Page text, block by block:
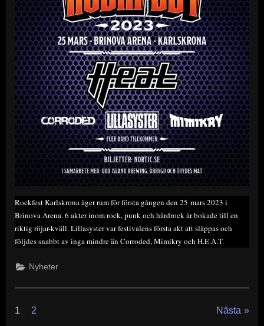
Rockfest Karlskrona äger rum för första gången den 25 mars 2023 i
Brinova Arena. 6 akter inom rock, punk och hårdrock är bokade till en
riktig röjar-kväll. Lillasyster var festivalens första akt att släppas och
följdes snabbt av inga mindre än Corroded, Mimikry och H.E.A.T.
Nyheter
för
inlägg
1 2 Nästa